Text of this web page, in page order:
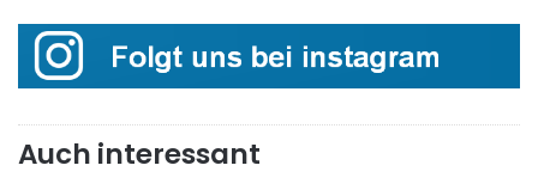
Auch interessant